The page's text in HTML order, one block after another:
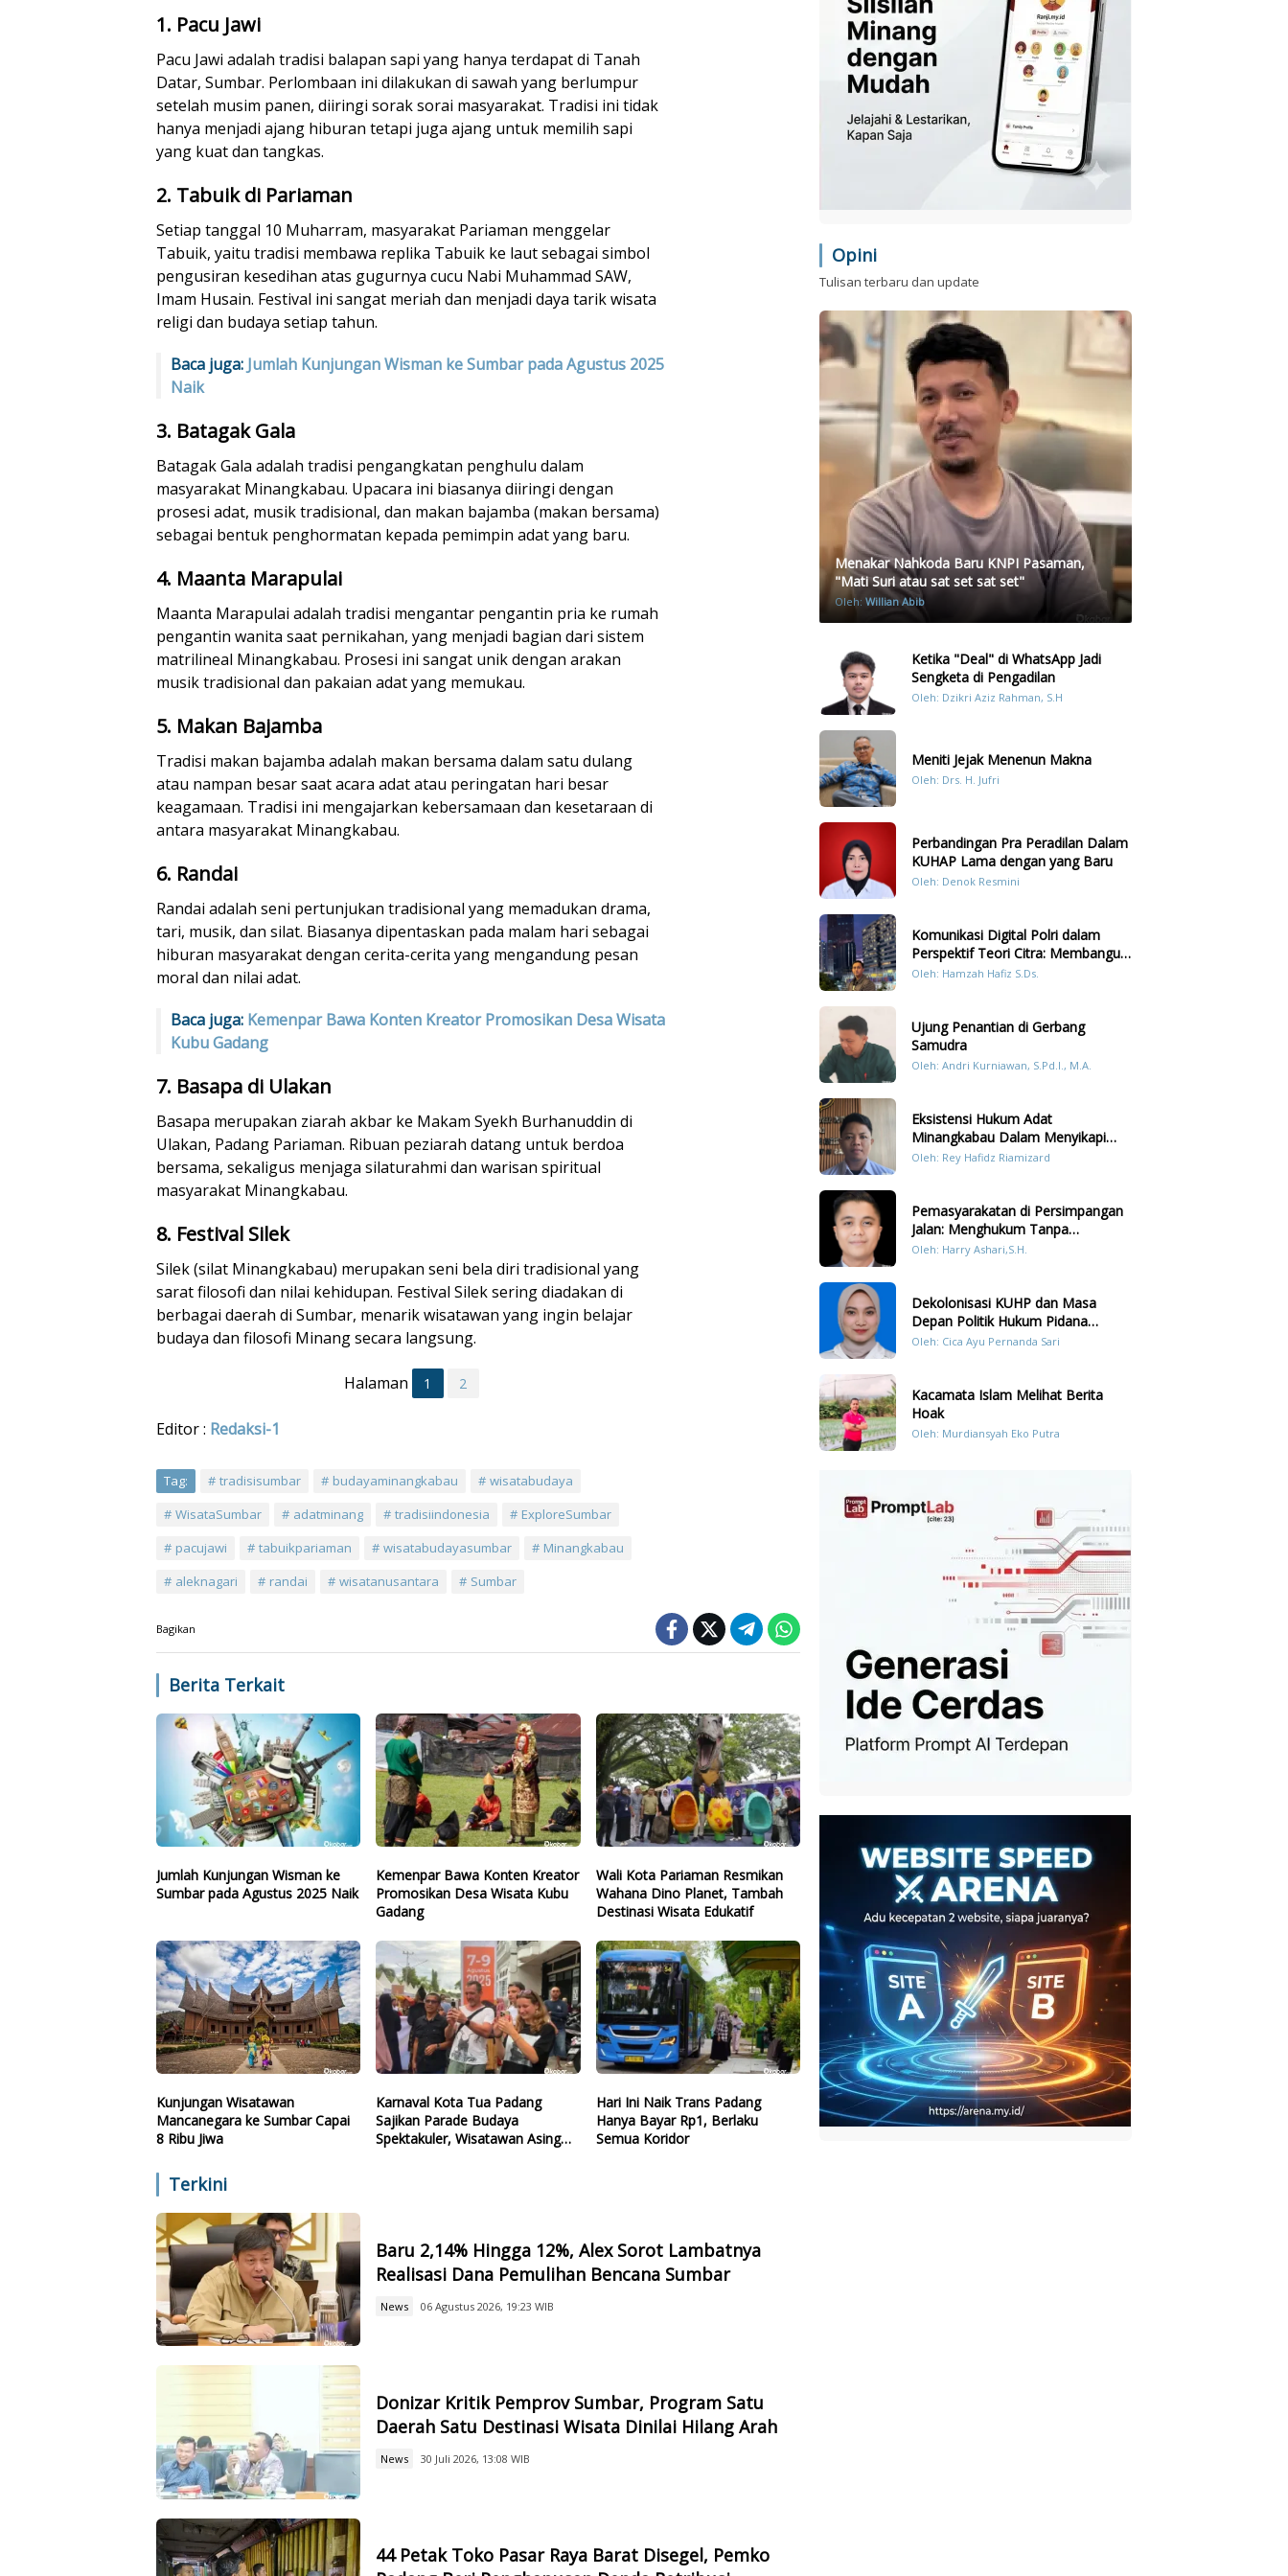
1. Pacu Jawi
Pacu Jawi adalah tradisi balapan sapi yang hanya terdapat di Tanah
Datar, Sumbar. Perlombaan ini dilakukan di sawah yang berlumpur
setelah musim panen, diiringi sorak sorai masyarakat. Tradisi ini tidak
hanya menjadi ajang hiburan tetapi juga ajang untuk memilih sapi
yang kuat dan tangkas.
2. Tabuik di Pariaman
Setiap tanggal 10 Muharram, masyarakat Pariaman menggelar
Tabuik, yaitu tradisi membawa replika Tabuik ke laut sebagai simbol
pengusiran kesedihan atas gugurnya cucu Nabi Muhammad SAW,
Imam Husain. Festival ini sangat meriah dan menjadi daya tarik wisata
religi dan budaya setiap tahun.
Baca juga: Jumlah Kunjungan Wisman ke Sumbar pada Agustus 2025
Naik
3. Batagak Gala
Batagak Gala adalah tradisi pengangkatan penghulu dalam
masyarakat Minangkabau. Upacara ini biasanya diiringi dengan
prosesi adat, musik tradisional, dan makan bajamba (makan bersama)
sebagai bentuk penghormatan kepada pemimpin adat yang baru.
4. Maanta Marapulai
Maanta Marapulai adalah tradisi mengantar pengantin pria ke rumah
pengantin wanita saat pernikahan, yang menjadi bagian dari sistem
matrilineal Minangkabau. Prosesi ini sangat unik dengan arakan
musik tradisional dan pakaian adat yang memukau.
5. Makan Bajamba
Tradisi makan bajamba adalah makan bersama dalam satu dulang
atau nampan besar saat acara adat atau peringatan hari besar
keagamaan. Tradisi ini mengajarkan kebersamaan dan kesetaraan di
antara masyarakat Minangkabau.
6. Randai
Randai adalah seni pertunjukan tradisional yang memadukan drama,
tari, musik, dan silat. Biasanya dipentaskan pada malam hari sebagai
hiburan masyarakat dengan cerita-cerita yang mengandung pesan
moral dan nilai adat.
Baca juga: Kemenpar Bawa Konten Kreator Promosikan Desa Wisata
Kubu Gadang
7. Basapa di Ulakan
Basapa merupakan ziarah akbar ke Makam Syekh Burhanuddin di
Ulakan, Padang Pariaman. Ribuan peziarah datang untuk berdoa
bersama, sekaligus menjaga silaturahmi dan warisan spiritual
masyarakat Minangkabau.
8. Festival Silek
Silek (silat Minangkabau) merupakan seni bela diri tradisional yang
sarat filosofi dan nilai kehidupan. Festival Silek sering diadakan di
berbagai daerah di Sumbar, menarik wisatawan yang ingin belajar
budaya dan filosofi Minang secara langsung.
Halaman 1 2
Editor : Redaksi-1
Tag: tradisisumbar budayaminangkabau
wisatabudaya
WisataSumbar
adatminang tradisiindonesia
ExploreSumbar
pacujawi
tabuikpariaman wisatabudayasumbar
Minangkabau
aleknagari
randai wisatanusantara Sumbar
Bagikan
Berita Terkait
Jumlah Kunjungan Wisman ke
Sumbar pada Agustus 2025 Naik
Kemenpar Bawa Konten Kreator
Promosikan Desa Wisata Kubu
Gadang
Wali Kota Pariaman Resmikan
Wahana Dino Planet, Tambah
Destinasi Wisata Edukatif
Kunjungan Wisatawan
Mancanegara ke Sumbar Capai
8 Ribu Jiwa
Karnaval Kota Tua Padang
Sajikan Parade Budaya
Spektakuler, Wisatawan Asing
Hari Ini Naik Trans Padang
Hanya Bayar Rp1, Berlaku
Semua Koridor
Terkini
Baru 2,14% Hingga 12%, Alex Sorot Lambatnya
Realisasi Dana Pemulihan Bencana Sumbar
News 06 Agustus 2026, 19:23 WIB
Donizar Kritik Pemprov Sumbar, Program Satu
Daerah Satu Destinasi Wisata Dinilai Hilang Arah
News 30 Juli 2026, 13:08 WIB
44 Petak Toko Pasar Raya Barat Disegel, Pemko
Opini
Tulisan terbaru dan update
Menakar Nahkoda Baru KNPI Pasaman,
"Mati Suri atau sat set sat set"
Oleh: Willian Abib
Ketika "Deal" di WhatsApp Jadi
Sengketa di Pengadilan
Oleh: Dzikri Aziz Rahman, S.H
Meniti Jejak Menenun Makna
Oleh: Drs. H. Jufri
Perbandingan Pra Peradilan Dalam
KUHAP Lama dengan yang Baru
Oleh: Denok Resmini
Komunikasi Digital Polri dalam
Perspektif Teori Citra: Membangun
Kepercayaan Publik Melalui Konten
Oleh: Hamzah Hafiz S.Ds.
Ujung Penantian di Gerbang
Samudra
Oleh: Andri Kurniawan, S.Pd.I., M.A.
Eksistensi Hukum Adat
Minangkabau Dalam Menyikapi
Prilaku LGBT Analisis Perbandingan
Oleh: Rey Hafidz Riamizard
Pemasyarakatan di Persimpangan
Jalan: Menghukum Tanpa
Memulihkan?
Oleh: Harry Ashari,S.H.
Dekolonisasi KUHP dan Masa
Depan Politik Hukum Pidana
Indonesia
Oleh: Cica Ayu Pernanda Sari
Kacamata Islam Melihat Berita
Hoak
Oleh: Murdiansyah Eko Putra